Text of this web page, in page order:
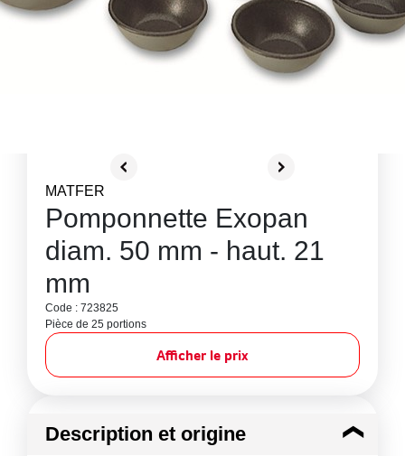
MATFER
Pomponnette Exopan
diam. 50 mm - haut. 21
mm
Code : 723825
Pièce de 25 portions
Afficher le prix
Description et origine